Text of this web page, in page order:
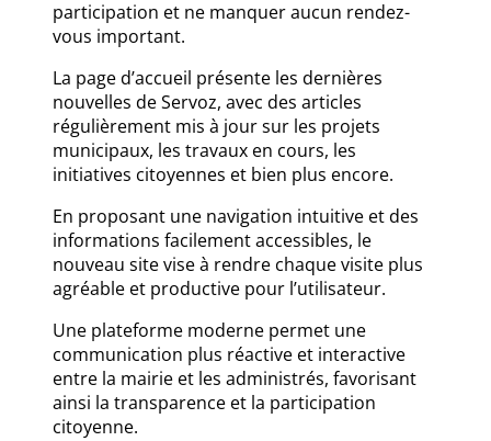
participation et ne manquer aucun rendez-
vous important.
La page d’accueil présente les dernières
nouvelles de Servoz, avec des articles
régulièrement mis à jour sur les projets
municipaux, les travaux en cours, les
initiatives citoyennes et bien plus encore.
En proposant une navigation intuitive et des
informations facilement accessibles, le
nouveau site vise à rendre chaque visite plus
agréable et productive pour l’utilisateur.
Une plateforme moderne permet une
communication plus réactive et interactive
entre la mairie et les administrés, favorisant
ainsi la transparence et la participation
citoyenne.